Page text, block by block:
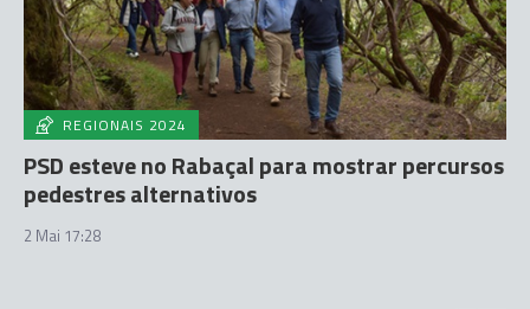
REGIONAIS 2024
PSD esteve no Rabaçal para mostrar percursos
pedestres alternativos
2 Mai 17:28